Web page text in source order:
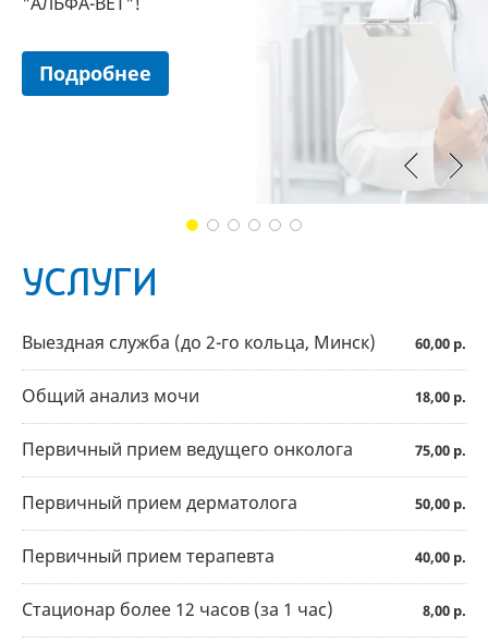
Подробнее
УСЛУГИ
Выездная служба (до 2-го кольца, Минск) 60,00 р.
Общий анализ мочи 18,00 р.
Первичный прием ведущего онколога 75,00 р.
Первичный прием дерматолога 50,00 р.
Первичный прием терапевта 40,00 р.
Стационар более 12 часов (за 1 час) 8,00 р.